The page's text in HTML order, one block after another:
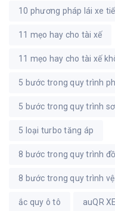
10 phương pháp lái xe
11 mẹo hay cho tài xế
11 mẹo hay cho tài xế
5 bước trong quy trình
5 bước trong quy trình
5 loại turbo tăng áp
8 bước trong quy trình
8 bước trong quy trình
ắc quy ô tô auQR